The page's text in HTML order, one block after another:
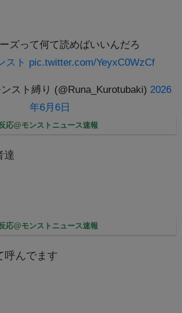
ズって何て読めばいいんだろ
スト pic.twitter.com/YeyxC0WzCf
スト縛り (@Runa_Kurotubaki) 2026
年6月6日
応@モンストニュース速報
応@モンストニュース速報
呼んでます